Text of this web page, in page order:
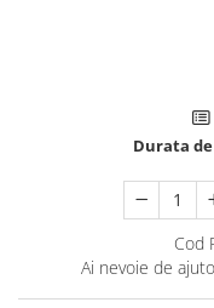
Suport telefon bicicleta
Oglinzi bicicleta
Cricuri bicicleta
Aparatori noroi
Suport bicicleta
Durata
Cod
Ai nevoie de